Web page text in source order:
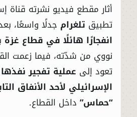
أثار مقطع فيديو نشرته قناة
تطبيق تلغرام جدلًا واسعًا،
انفجارًا هائلًا في قطاع غزة
نووي من شدّته، فيما زعمت
تعود إلى عملية تفجير
الإسرائيلي لأحد الأنفاق
“حماس” داخل القطاع.